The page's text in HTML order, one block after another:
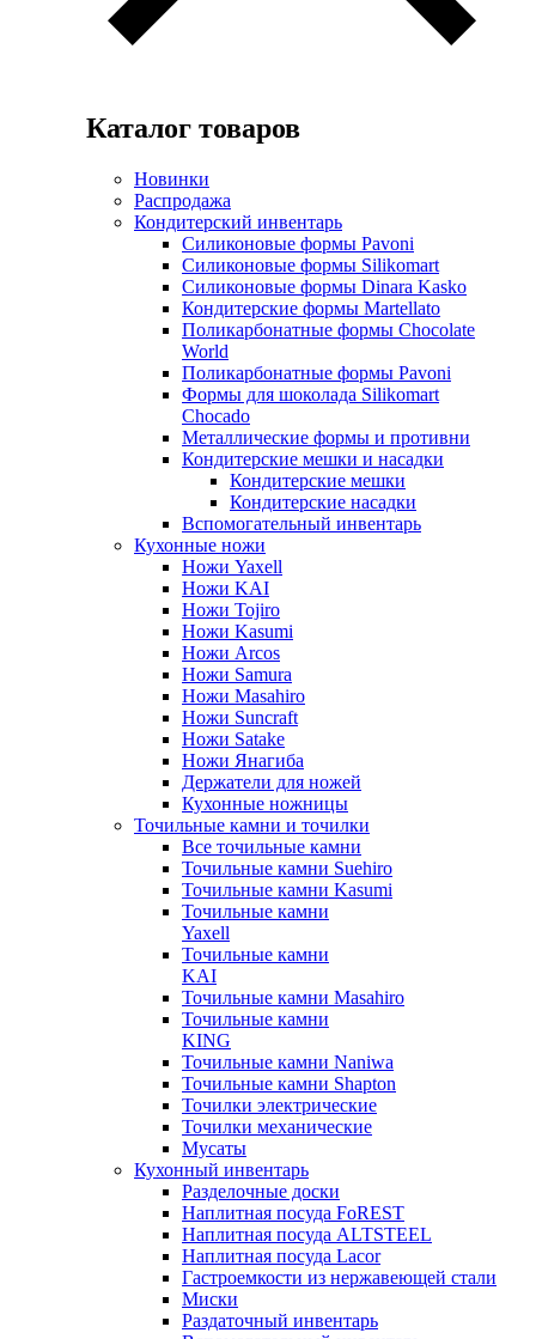
Каталог товаров
Новинки
Распродажа
Кондитерский инвентарь
Силиконовые формы Pavoni
Силиконовые формы Silikomart
Силиконовые формы Dinara Kasko
Кондитерские формы Martellato
Поликарбонатные формы Chocolate
World
Поликарбонатные формы Pavoni
Формы для шоколада Silikomart
Chocado
Металлические формы и противни
Кондитерские мешки и насадки
Кондитерские мешки
Кондитерские насадки
Вспомогательный инвентарь
Кухонные ножи
Ножи Yaxell
Ножи KAI
Ножи Tojiro
Ножи Kasumi
Ножи Arcos
Ножи Samura
Ножи Masahiro
Ножи Suncraft
Ножи Satake
Ножи Янагиба
Держатели для ножей
Кухонные ножницы
Точильные камни и точилки
Все точильные камни
Точильные камни Suehiro
Точильные камни Kasumi
Точильные камни
Yaxell
Точильные камни
KAI
Точильные камни Masahiro
Точильные камни
KING
Точильные камни Naniwa
Точильные камни Shapton
Точилки электрические
Точилки механические
Мусаты
Кухонный инвентарь
Разделочные доски
Наплитная посуда FoREST
Наплитная посуда ALTSTEEL
Наплитная посуда Lacor
Гастроемкости из нержавеющей стали
Миски
Раздаточный инвентарь